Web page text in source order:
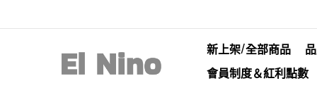
新上架/全部商品
會員制度＆紅利點數